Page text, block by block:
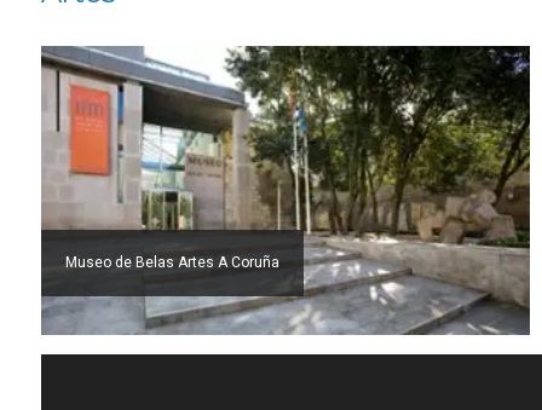
Museo de Belas Artes A Coruña